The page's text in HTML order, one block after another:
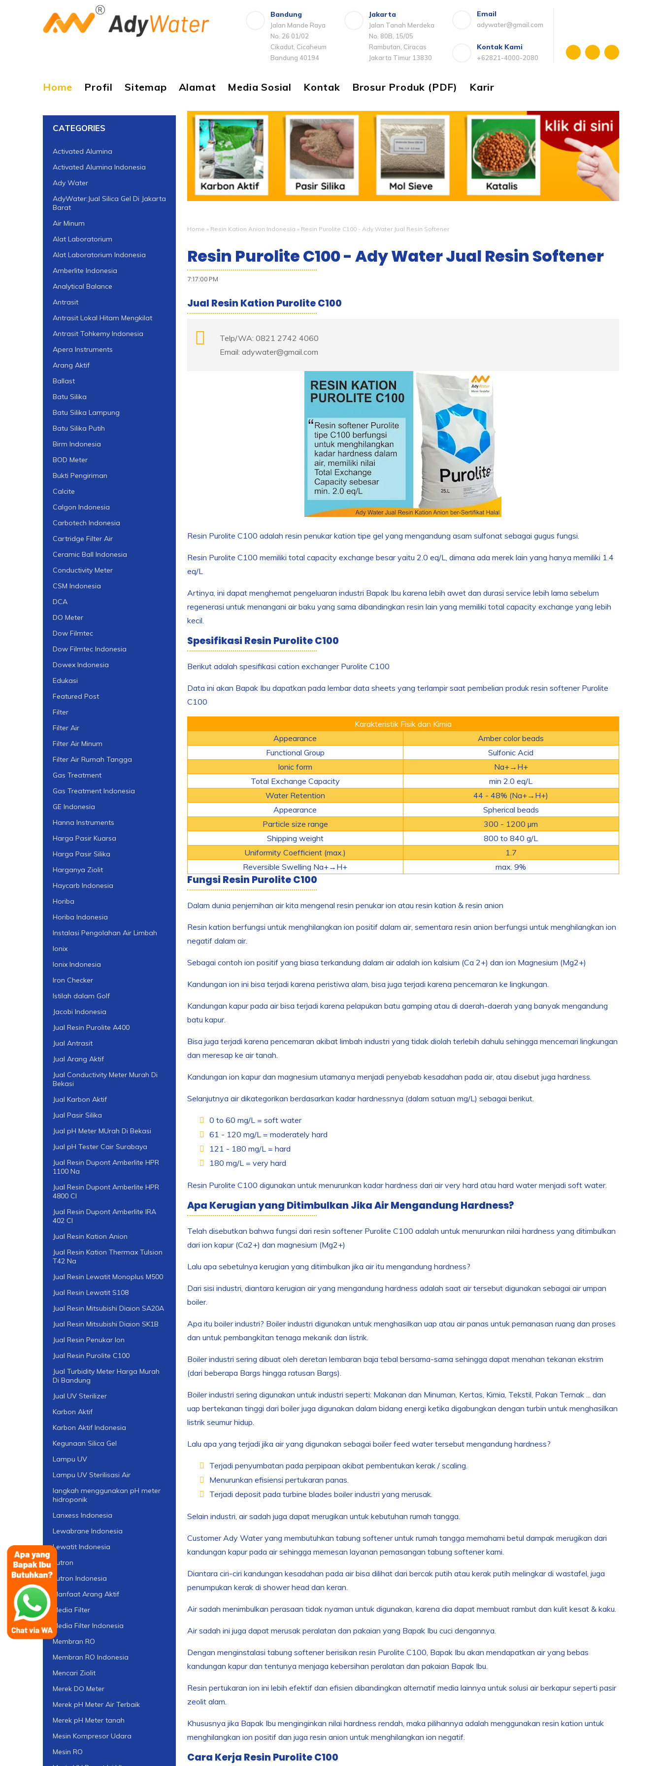
Bandung
Jalan Mande Raya
No. 26 01/02
Cikadut, Cicaheum
Bandung 40194
Jakarta
Jalan Tanah Merdeka
No. 80B, 15/05
Rambutan, Ciracas
Jakarta Timur 13830
Email
adywater@gmail.com
Kontak Kami
+62821-4000-2080
Home Profil Sitemap Alamat Media Sosial Kontak Brosur Produk (PDF) Karir
Home » Resin Kation Anion Indonesia » Resin Purolite C100 - Ady Water Jual Resin Softener
Resin Purolite C100 - Ady Water Jual Resin Softener
7:17:00 PM
Jual Resin Kation Purolite C100
Telp/WA: 0821 2742 4060
Email: adywater@gmail.com
Resin Purolite C100 adalah resin penukar kation tipe gel yang mengandung asam sulfonat sebagai gugus fungsi.
Resin Purolite C100 memiliki total capacity exchange besar yaitu 2.0 eq/L, dimana ada merek lain yang hanya memiliki 1.4
eq/L
Artinya, ini dapat menghemat pengeluaran industri Bapak Ibu karena lebih awet dan durasi service lebih lama sebelum
regenerasi untuk menangani air baku yang sama dibandingkan resin lain yang memiliki total capacity exchange yang lebih
kecil.
Spesifikasi Resin Purolite C100
Berikut adalah spesifikasi cation exchanger Purolite C100
Data ini akan Bapak Ibu dapatkan pada lembar data sheets yang terlampir saat pembelian produk resin softener Purolite
C100
Karakteristik Fisik dan Kimia
Appearance
Amber color beads
Functional Group
Sulfonic Acid
Ionic form
Na+→H+
Total Exchange Capacity
min 2.0 eq/L
Water Retention
44 - 48% (Na+→H+)
Appearance
Spherical beads
Particle size range
300 - 1200 µm
Shipping weight
800 to 840 g/L
Uniformity Coefficient (max.)
1.7
Reversible Swelling Na+→H+ max. 9%
Fungsi Resin Purolite C100
Dalam dunia penjernihan air kita mengenal resin penukar ion atau resin kation & resin anion
Resin kation berfungsi untuk menghilangkan ion positif dalam air, sementara resin anion berfungsi untuk menghilangkan ion
negatif dalam air.
Sebagai contoh ion positif yang biasa terkandung dalam air adalah ion kalsium (Ca 2+) dan ion Magnesium (Mg2+)
Kandungan ion ini bisa terjadi karena peristiwa alam, bisa juga terjadi karena pencemaran ke lingkungan.
Kandungan kapur pada air bisa terjadi karena pelapukan batu gamping atau di daerah-daerah yang banyak mengandung
batu kapur.
Bisa juga terjadi karena pencemaran akibat limbah industri yang tidak diolah terlebih dahulu sehingga mencemari lingkungan
dan meresap ke air tanah.
Kandungan ion kapur dan magnesium utamanya menjadi penyebab kesadahan pada air, atau disebut juga hardness.
Selanjutnya air dikategorikan berdasarkan kadar hardnessnya (dalam satuan mg/L) sebagai berikut.
0 to 60 mg/L = soft water
61 - 120 mg/L = moderately hard
121 - 180 mg/L = hard
180 mg/L = very hard
Resin Purolite C100 digunakan untuk menurunkan kadar hardness dari air very hard atau hard water menjadi soft water.
Apa Kerugian yang Ditimbulkan Jika Air Mengandung Hardness?
Telah disebutkan bahwa fungsi dari resin softener Purolite C100 adalah untuk menurunkan nilai hardness yang ditimbulkan
dari ion kapur (Ca2+) dan magnesium (Mg2+)
Lalu apa sebetulnya kerugian yang ditimbulkan jika air itu mengandung hardness?
Dari sisi industri, diantara kerugian air yang mengandung hardness adalah saat air tersebut digunakan sebagai air umpan
boiler.
Apa itu boiler industri? Boiler industri digunakan untuk menghasilkan uap atau air panas untuk pemanasan ruang dan proses
dan untuk pembangkitan tenaga mekanik dan listrik.
Boiler industri sering dibuat oleh deretan lembaran baja tebal bersama-sama sehingga dapat menahan tekanan ekstrim
(dari beberapa Bargs hingga ratusan Bargs).
Boiler industri sering digunakan untuk industri seperti: Makanan dan Minuman, Kertas, Kimia, Tekstil, Pakan Ternak ... dan
uap bertekanan tinggi dari boiler juga digunakan dalam bidang energi ketika digabungkan dengan turbin untuk menghasilkan
listrik seumur hidup.
Lalu apa yang terjadi jika air yang digunakan sebagai boiler feed water tersebut mengandung hardness?
Terjadi penyumbatan pada perpipaan akibat pembentukan kerak / scaling.
Menurunkan efisiensi pertukaran panas.
Terjadi deposit pada turbine blades boiler industri yang merusak.
Selain industri, air sadah juga dapat merugikan untuk kebutuhan rumah tangga.
Customer Ady Water yang membutuhkan tabung softener untuk rumah tangga memahami betul dampak merugikan dari
kandungan kapur pada air sehingga memesan layanan pemasangan tabung softener kami.
Diantara ciri-ciri kandungan kesadahan pada air bisa dilihat dari bercak putih atau kerak putih melingkar di wastafel, juga
penumpukan kerak di shower head dan keran.
Air sadah menimbulkan perasaan tidak nyaman untuk digunakan, karena dia dapat membuat rambut dan kulit kesat & kaku.
Air sadah ini juga dapat merusak peralatan dan pakaian yang Bapak Ibu cuci dengannya.
Dengan menginstalasi tabung softener berisikan resin Purolite C100, Bapak Ibu akan mendapatkan air yang bebas
kandungan kapur dan tentunya menjaga kebersihan peralatan dan pakaian Bapak Ibu.
Resin pertukaran ion ini lebih efektif dan efisien dibandingkan alternatif media lainnya untuk solusi air berkapur seperti pasir
zeolit alam.
Khususnya jika Bapak Ibu menginginkan nilai hardness rendah, maka pilihannya adalah menggunakan resin kation untuk
menghilangkan ion positif dan juga resin anion untuk menghilangkan ion negatif.
Cara Kerja Resin Purolite C100
CATEGORIES
Activated Alumina
Activated Alumina Indonesia
Ady Water
AdyWater:Jual Silica Gel Di Jakarta
Barat
Air Minum
Alat Laboratorium
Alat Laboratorium Indonesia
Amberlite Indonesia
Analytical Balance
Antrasit
Antrasit Lokal Hitam Mengkilat
Antrasit Tohkemy Indonesia
Apera Instruments
Arang Aktif
Ballast
Batu Silika
Batu Silika Lampung
Batu Silika Putih
Birm Indonesia
BOD Meter
Bukti Pengiriman
Calcite
Calgon Indonesia
Carbotech Indonesia
Cartridge Filter Air
Ceramic Ball Indonesia
Conductivity Meter
CSM Indonesia
DCA
DO Meter
Dow Filmtec
Dow Filmtec Indonesia
Dowex Indonesia
Edukasi
Featured Post
Filter
Filter Air
Filter Air Minum
Filter Air Rumah Tangga
Gas Treatment
Gas Treatment Indonesia
GE Indonesia
Hanna Instruments
Harga Pasir Kuarsa
Harga Pasir Silika
Harganya Ziolit
Haycarb Indonesia
Horiba
Horiba Indonesia
Instalasi Pengolahan Air Limbah
Ionix
Ionix Indonesia
Iron Checker
Istilah dalam Golf
Jacobi Indonesia
Jual Resin Purolite A400
Jual Antrasit
Jual Arang Aktif
Jual Conductivity Meter Murah Di
Bekasi
Jual Karbon Aktif
Jual Pasir Silika
Jual pH Meter MUrah Di Bekasi
Jual pH Tester Cair Surabaya
Jual Resin Dupont Amberlite HPR
1100 Na
Jual Resin Dupont Amberlite HPR
4800 Cl
Jual Resin Dupont Amberlite IRA
402 Cl
Jual Resin Kation Anion
Jual Resin Kation Thermax Tulsion
T42 Na
Jual Resin Lewatit Monoplus M500
Jual Resin Lewatit S108
Jual Resin Mitsubishi Diaion SA20A
Jual Resin Mitsubishi Diaion SK1B
Jual Resin Penukar Ion
Jual Resin Purolite C100
Jual Turbidity Meter Harga Murah
Di Bandung
Jual UV Sterilizer
Karbon Aktif
Karbon Aktif Indonesia
Kegunaan Silica Gel
Lampu UV
Lampu UV Sterilisasi Air
langkah menggunakan pH meter
hidroponik
Lanxess Indonesia
Lewabrane Indonesia
Lewatit Indonesia
Lutron
Lutron Indonesia
Manfaat Arang Aktif
Media Filter
Media Filter Indonesia
Membran RO
Membran RO Indonesia
Mencari Ziolit
Merek DO Meter
Merek pH Meter Air Terbaik
Merek pH Meter tanah
Mesin Kompresor Udara
Mesin RO